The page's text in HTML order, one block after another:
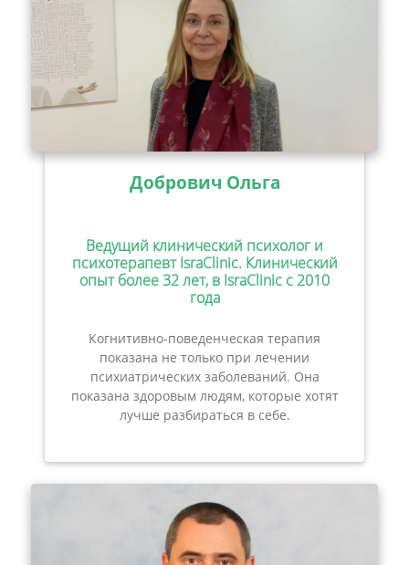
Добрович Ольга
Ведущий клинический психолог и
психотерапевт IsraClinic. Клинический
опыт более 32 лет, в IsraClinic с 2010
года
Когнитивно-поведенческая терапия
показана не только при лечении
психиатрических заболеваний. Она
показана здоровым людям, которые хотят
лучше разбираться в себе.